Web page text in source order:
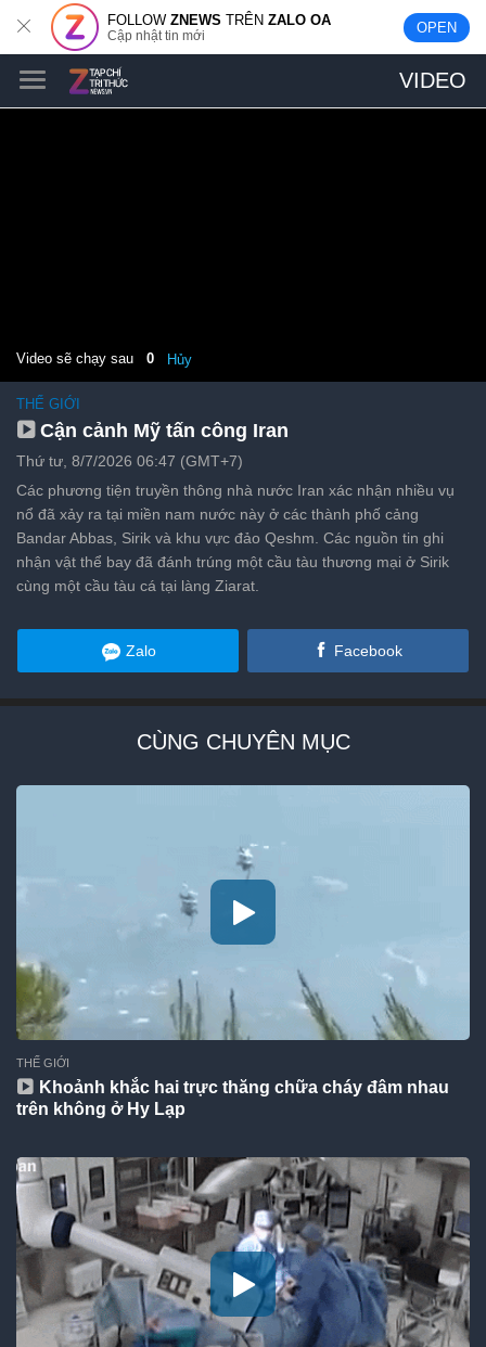
FOLLOWZNEWS TRÊNZALO OA
Cập nhật tin mới OPEN
VIDEO
THẾ GIỚI
Cận cảnh Mỹ tấn công Iran
Thứ tư, 8/7/2026 06:47 (GMT+7)
Video sẽ chạy sau 0 Hủy
Các phương tiện truyền thông nhà nước Iran xác nhận nhiều vụ
nổ đã xảy ra tại miền nam nước này ở các thành phố cảng
Bandar Abbas, Sirik và khu vực đảo Qeshm. Các nguồn tin ghi
nhận vật thể bay đã đánh trúng một cầu tàu thương mại ở Sirik
cùng một cầu tàu cá tại làng Ziarat.
Zalo Facebook
THẾ GIỚI
Khoảnh khắc hai trực thăng chữa cháy đâm nhau
trên không ở Hy Lạp